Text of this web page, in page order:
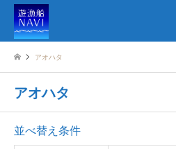
アオハタ
アオハタ
並べ替え条件